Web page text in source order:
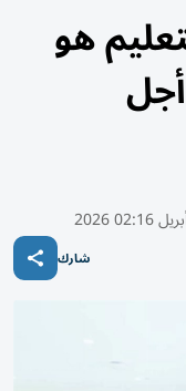
هو
شارك